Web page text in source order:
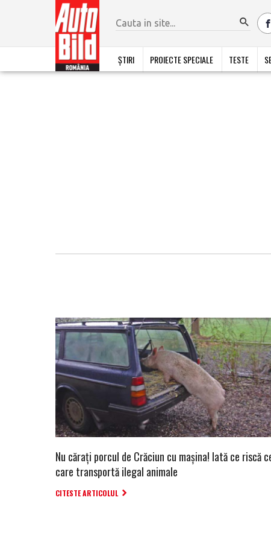
ȘTIRI PROIECTE SPECIALE TESTE
Nu cărați porcul de Crăciun cu mașina! Iată ce riscă
care transportă ilegal animale
CITESTE ARTICOLUL